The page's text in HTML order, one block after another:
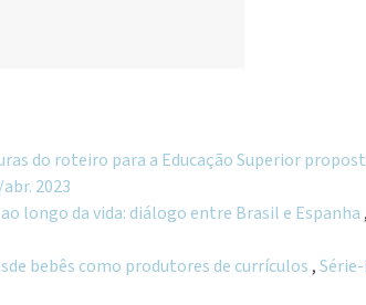
do roteiro para a Educação Superior
2023
longo da vida: diálogo entre Brasil e Espanha ,
bebês como produtores de currículos ,